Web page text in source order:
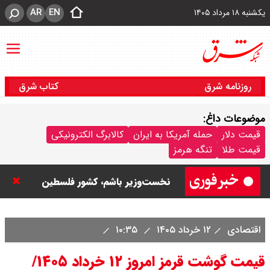
یکشنبه ۱۸ مرداد ۱۴۰۵ EN
AR
روزنامه شرق کتاب شرق
موضوعات داغ:
قیمت دلار حمله آمریکا به ایران
کالابرگ الکترونیکی
قیمت طلا
تنگه هرمز
نتانیاهو: تا زمان خلع سلاح حماس از
غزه خارج نمی‌شویم / تا زمانی که
نخست‌وزیر باشم، کشور فلسطین
ورزشگاه آزادی به نیم فصل اول لیگ
برتر می رسد ؟
اقتصادی ۱۲ خرداد ۱۴۰۵
قیمت گوشت قرمز امروز ۱۲ خرداد ۱۴۰۵/